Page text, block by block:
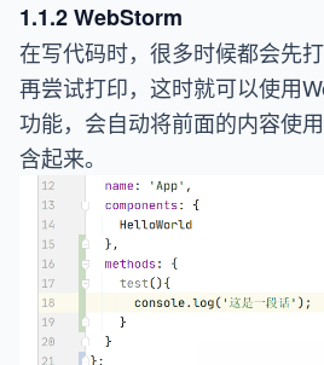
1.1.2 WebStorm
在写代码时，很多时候都会先
再尝试打印，这时就可以使用
功能，会自动将前面的内容使用
含起来。